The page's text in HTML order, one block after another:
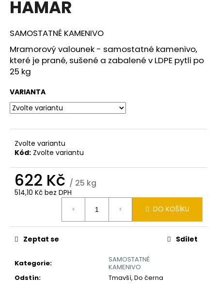
HAMAR
SAMOSTATNÉ KAMENIVO
Mramorový valounek - samostatné kamenivo,
které je prané, sušené a zabalené v LDPE pytli po
25 kg
VARIANTA
Zvolte variantu
Kód: Zvolte variantu
622 Kč / 25 kg
514,10 Kč bez DPH
DO KOŠÍKU
Kategorie:
SAMOSTATNÉ
KAMENIVO
Odstín: Tmavší, Do černa
Zeptat se Sdílet
a
í
t
?
HLEDAT
D
o
p
o
u
m